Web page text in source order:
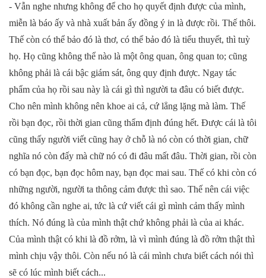
- Vẫn nghe nhưng không để cho họ quyết định được của mình,
miễn là báo ấy và nhà xuất bản ấy đồng ý in là được rồi. Thế thôi.
Thế còn có thể bảo đó là thơ, có thể bảo đó là tiểu thuyết, thì tuỳ
họ. Họ cũng không thể nào là một ông quan, ông quan to; cũng
không phải là cái bậc giám sát, ông quy định được. Ngay tác
phẩm của họ rồi sau này là cái gì thì người ta đâu có biết được.
Cho nên mình không nên khoe ai cả, cứ lẳng lặng mà làm. Thế
rồi bạn đọc, rồi thời gian cũng thẩm định đúng hết. Được cái là tôi
cũng thấy người viết cũng hay ở chỗ là nó còn có thời gian, chữ
nghĩa nó còn đấy mà chữ nó có đi đâu mất đâu. Thời gian, rồi còn
có bạn đọc, bạn đọc hôm nay, bạn đọc mai sau. Thế có khi còn có
những người, người ta thông cảm được thì sao. Thế nên cái việc
đó không cần nghe ai, tức là cứ viết cái gì mình cảm thấy mình
thích. Nó đúng là của mình thật chứ không phải là của ai khác.
Của mình thật có khi là đồ rởm, là vì mình đúng là đồ rởm thật thì
mình chịu vậy thôi. Còn nếu nó là cái mình chưa biết cách nói thì
sẽ có lúc mình biết cách...